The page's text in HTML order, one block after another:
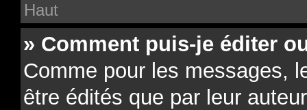
Haut
» Comment puis-je éditer
Comme pour les messages,
être édités que par leur